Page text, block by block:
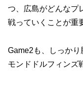
つ、広島がどんなプ
戦っていくことが重
Game2も、しっか
モンドドルフィンズ